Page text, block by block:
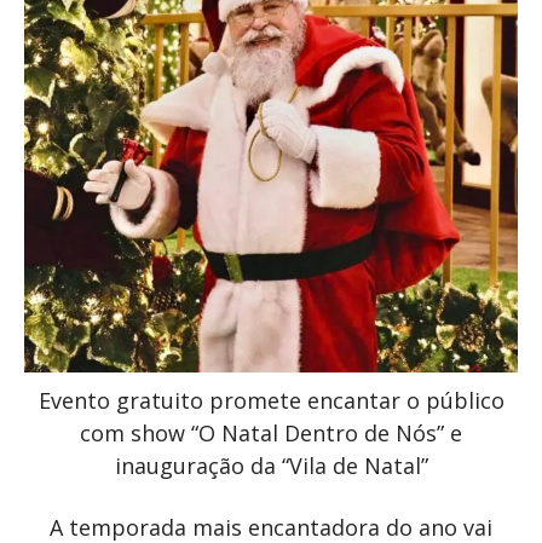
Evento gratuito promete encantar o público
com show “O Natal Dentro de Nós” e
inauguração da “Vila de Natal”
A temporada mais encantadora do ano vai